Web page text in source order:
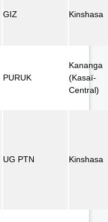
GIZ Kinshasa
PURUK
Kananga
(Kasaï-
Central)
UG PTN Kinshasa